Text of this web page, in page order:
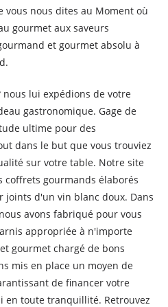
vous nous dites au Moment où
gourmet aux saveurs
et gourmet absolu à
nous lui expédions de votre
gastronomique. Gage de
ultime pour des
dans le but que vous trouviez
sur votre table. Notre site
coffrets gourmands élaborés
joints d'un vin blanc doux. Dans
avons fabriqué pour vous
appropriée à n'importe
gourmet chargé de bons
mis en place un moyen de
de financer votre
en toute tranquillité. Retrouvez